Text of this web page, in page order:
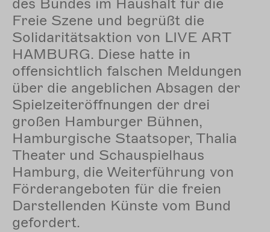
des Bundes im Haushalt für die
Freie Szene und begrüßt die
Solidaritätsaktion von LIVE ART
HAMBURG. Diese hatte in
offensichtlich falschen Meldungen
über die angeblichen Absagen der
Spielzeiteröffnungen der drei
großen Hamburger Bühnen,
Hamburgische Staatsoper, Thalia
Theater und Schauspielhaus
Hamburg, die Weiterführung von
Förderangeboten für die freien
Darstellenden Künste vom Bund
gefordert.